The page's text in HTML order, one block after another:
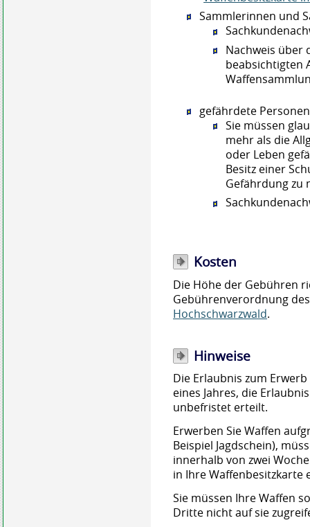
Sammlerinnen und
Nachweis über
beabsichtigten
gefährdete
Sie müssen
mehr als die
oder Leben
Besitz einer
Gefährdung zu
Kosten
Die Höhe der Gebühren
Gebührenverordnung
Hochschwarzwald.
Hinweise
Die Erlaubnis zum
eines Jahres, die
unbefristet erteilt.
Erwerben Sie Waffen
Beispiel Jagdschein),
innerhalb von zwei
in Ihre Waffenbesitzkarte
Sie müssen Ihre Waffen
Dritte nicht auf sie